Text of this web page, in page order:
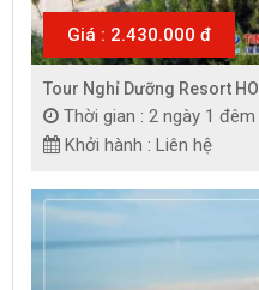
Giá : 2.430.000 đ
Tour Nghỉ Dưỡng Resort
Thời gian : 2 ngày 1 đêm
Khởi hành : Liên hệ